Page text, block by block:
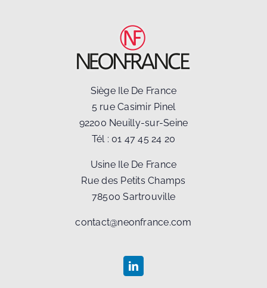
Siège Ile De France
5 rue Casimir Pinel
92200 Neuilly-sur-Seine
Tél : 01 47 45 24 20
Usine Ile De France
Rue des Petits Champs
78500 Sartrouville
contact@neonfrance.com